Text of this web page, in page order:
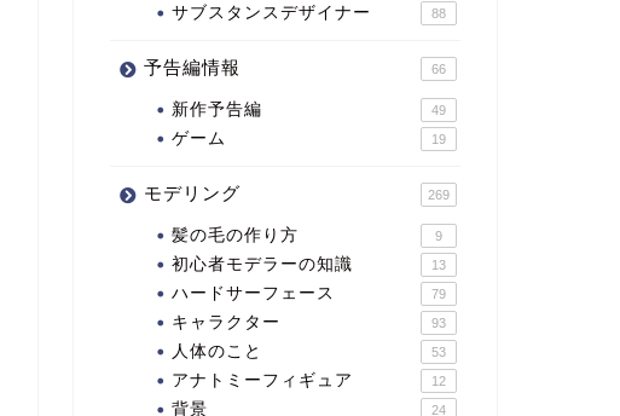
サブスタンスデザイナー 88
予告編情報 66
新作予告編 49
ゲーム 19
モデリング 269
髪の毛の作り方 9
初心者モデラーの知識 13
ハードサーフェース 79
キャラクター 93
人体のこと 53
アナトミーフィギュア 12
背景 24